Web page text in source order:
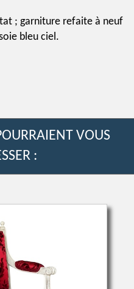
; garniture refaite à neuf
bleu ciel.
VOUS
: